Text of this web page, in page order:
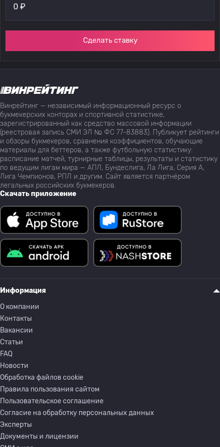
0 ₽
Сделать ставку
Винрейтинг — независимый информационный ресурс о
букмекерских конторах и спортивной статистике,
зарегистрированный как средство массовой информации
(реестровая запись СМИ ЭЛ № ФС 77-83883). Публикует рейтинги
и обзоры букмекеров, сравнения коэффициентов, обучающие
материалы для беттеров, а также футбольную статистику:
расписание матчей, турнирные таблицы, результаты и статистику
по ведущим лигам мира — АПЛ, Бундеслига, Ла Лига, Серия А,
Лига Чемпионов, РПЛ и другим. Сайт является партнёром
легальных российских букмекеров.
Скачать приложение
Информация
О компании
Контакты
Вакансии
Статьи
FAQ
Новости
Обработка файлов cookie
Правила пользования сайтом
Пользовательское соглашение
Согласие на обработку персональных данных
Эксперты
Документы и лицензии